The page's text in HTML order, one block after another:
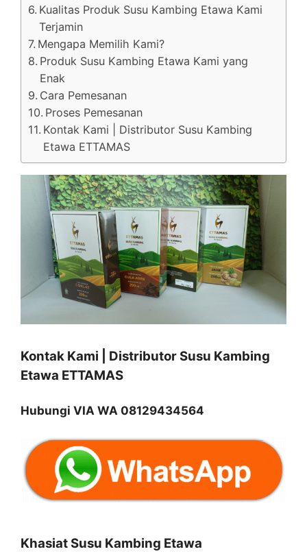
Kualitas Produk Susu Kambing Etawa Kami
Terjamin
Mengapa Memilih Kami?
Produk Susu Kambing Etawa Kami yang
Enak
Cara Pemesanan
Proses Pemesanan
Kontak Kami | Distributor Susu Kambing
Etawa ETTAMAS
Kontak Kami | Distributor Susu Kambing
Etawa ETTAMAS
Hubungi VIA WA 08129434564
Khasiat Susu Kambing Etawa